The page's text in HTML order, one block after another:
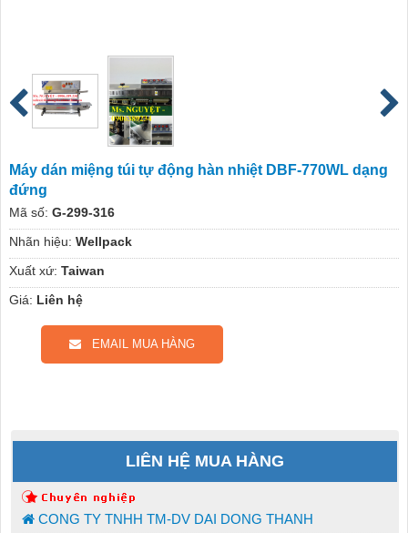
Máy dán miệng túi tự động hàn nhiệt DBF-770WL dạng
đứng
Mã số: G-299-316
Nhãn hiệu: Wellpack
Xuất xứ: Taiwan
Giá: Liên hệ
EMAIL MUA HÀNG
LIÊN HỆ MUA HÀNG
CONG TY TNHH TM-DV DAI DONG THANH